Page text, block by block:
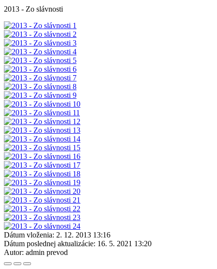
2013 - Zo slávnosti
Dátum vloženia: 2. 12. 2013 13:16
Dátum poslednej aktualizácie: 16. 5. 2021 13:20
Autor: admin prevod